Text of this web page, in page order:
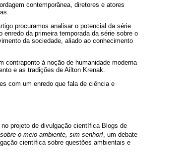
contemporânea, diretores e atores
procuramos analisar o potencial da série
da primeira temporada da série sobre o
da sociedade, aliado ao conhecimento
contraponto à noção de humanidade moderna
e as tradições de Ailton Krenak.
com um enredo que fala de ciência e
no projeto de divulgação científica Blogs de
o meio ambiente, sim senhor!, um debate
científica sobre questões ambientais e